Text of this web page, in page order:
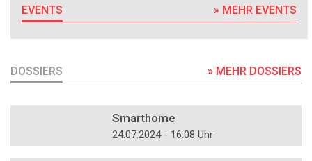
EVENTS » MEHR EVENTS
DOSSIERS » MEHR DOSSIERS
Smarthome
24.07.2024 - 16:08 Uhr